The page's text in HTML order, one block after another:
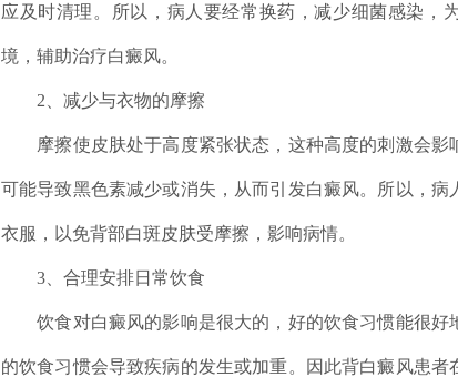
应及时清理。所以，病人要经常换药，减少细菌感染，
境，辅助治疗白癜风。
2、减少与衣物的摩擦
摩擦使皮肤处于高度紧张状态，这种高度的刺激会影
可能导致黑色素减少或消失，从而引发白癜风。所以，病
衣服，以免背部白斑皮肤受摩擦，影响病情。
3、合理安排日常饮食
饮食对白癜风的影响是很大的，好的饮食习惯能很好
的饮食习惯会导致疾病的发生或加重。因此背白癜风患者